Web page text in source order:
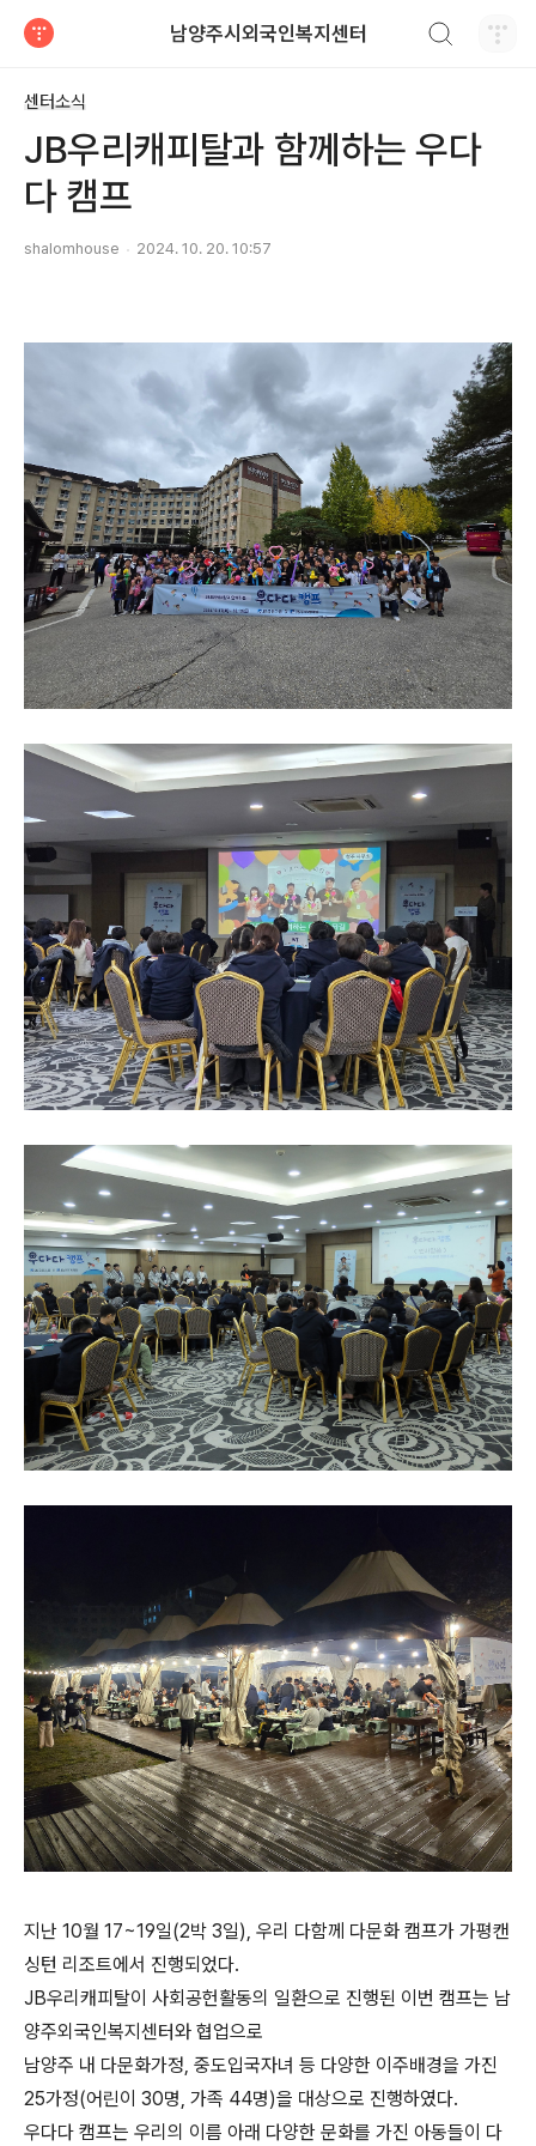
남양주시외국인복지센터
센터소식
JB우리캐피탈과 함께하는 우다
다 캠프
shalomhouse 2024. 10. 20. 10:57
지난 10월 17~19일(2박 3일), 우리 다함께 다문화 캠프가 가평캔
싱턴 리조트에서 진행되었다.
JB우리캐피탈이 사회공헌활동의 일환으로 진행된 이번 캠프는 남
양주외국인복지센터와 협업으로
남양주 내 다문화가정, 중도입국자녀 등 다양한 이주배경을 가진
25가정(어린이 30명, 가족 44명)을 대상으로 진행하였다.
우다다 캠프는 우리의 이름 아래 다양한 문화를 가진 아동들이 다